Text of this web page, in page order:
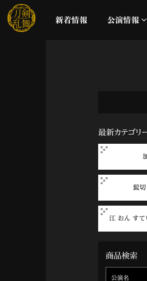
新着情報 公演情報
配信
ライブ
最新カテゴリ
髭
江 おん すて
商品検索
公演名